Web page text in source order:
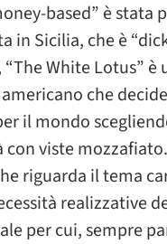
based” è stata
Sicilia, che è
White Lotus” è
che
il mondo
viste
riguarda il tema
realizzative
per cui, sempre